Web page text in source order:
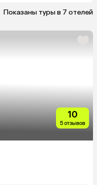
Показаны туры в 7 отелей
10
5 отзывов